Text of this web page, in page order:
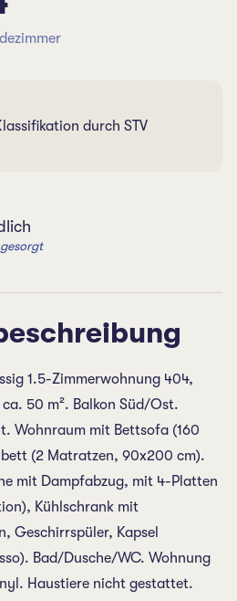
durch STV
1.5-Zimmerwohnung 404,
50 m². Balkon Süd/Ost.
Wohnraum mit Bettsofa (160
(2 Matratzen, 90x200 cm).
mit Dampfabzug, mit 4-Platten
Kühlschrank mit
Geschirrspüler, Kapsel
Bad/Dusche/WC. Wohnung
Haustiere nicht gestattet.